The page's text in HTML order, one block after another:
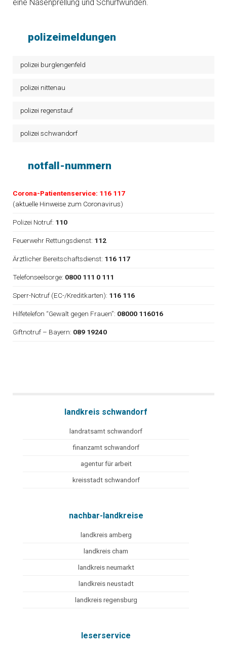
eine Nasenprellung und Schürfwunden.
polizeimeldungen
polizei burglengenfeld
polizei nittenau
polizei regenstauf
polizei schwandorf
notfall-nummern
Corona-Patientenservice: 116 117
(aktuelle Hinweise zum Coronavirus)
Polizei Notruf: 110
Feuerwehr Rettungsdienst: 112
Ärztlicher Bereitschaftsdienst: 116 117
Telefonseelsorge: 0800 111 0 111
Sperr-Notruf (EC-/Kreditkarten): 116 116
Hilfetelefon “Gewalt gegen Frauen”: 08000 116016
Giftnotruf – Bayern: 089 19240
landkreis schwandorf
landratsamt schwandorf
finanzamt schwandorf
agentur für arbeit
kreisstadt schwandorf
nachbar-landkreise
landkreis amberg
landkreis cham
landkreis neumarkt
landkreis neustadt
landkreis regensburg
leserservice